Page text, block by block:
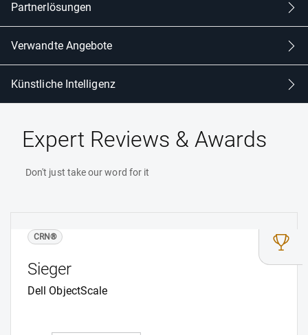
Partnerlösungen
Partnerlösungen
Verwandte Angebote
Verwandte Angebote
Künstliche Intelligenz
Künstliche Intelligenz
Expert Reviews & Awards
Don't just take our word for it
CRN®
Sieger
Dell ObjectScale